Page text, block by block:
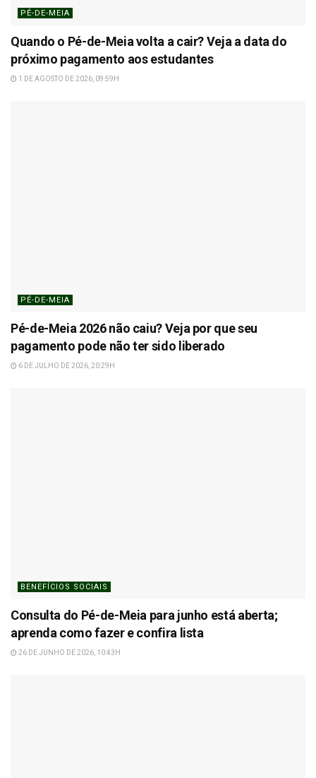
PÉ-DE-MEIA
Quando o Pé-de-Meia volta a cair? Veja a data do
próximo pagamento aos estudantes
1 DE AGOSTO DE 2026, 09:59H
PÉ-DE-MEIA
Pé-de-Meia 2026 não caiu? Veja por que seu
pagamento pode não ter sido liberado
6 DE JULHO DE 2026, 20:29H
BENEFÍCIOS SOCIAIS
Consulta do Pé-de-Meia para junho está aberta;
aprenda como fazer e confira lista
26 DE JUNHO DE 2026, 10:43H